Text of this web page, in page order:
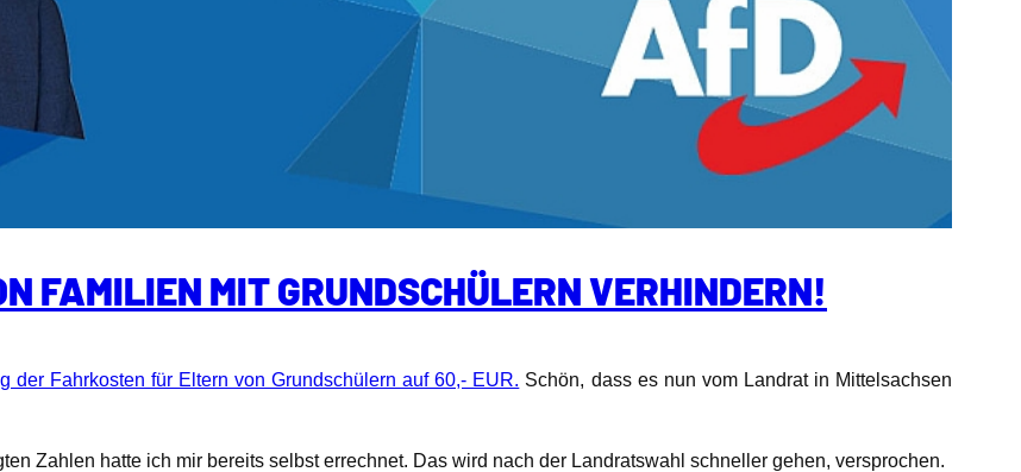
FAMILIEN MIT GRUNDSCHÜLERN VERHINDERN!
der Fahrkosten für Eltern von Grundschülern auf 60,- EUR. Schön, dass es nun vom Landrat in Mittelsachsen
Zahlen hatte ich mir bereits selbst errechnet. Das wird nach der Landratswahl schneller gehen, versprochen.